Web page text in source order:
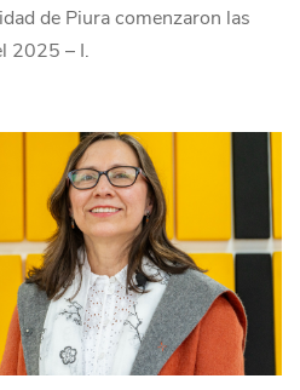
de Piura comenzaron las
2025 – I.